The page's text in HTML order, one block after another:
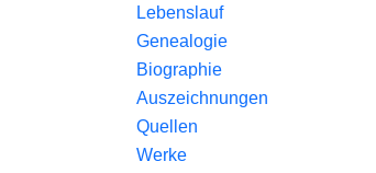
Lebenslauf
Genealogie
Biographie
Auszeichnungen
Quellen
Werke